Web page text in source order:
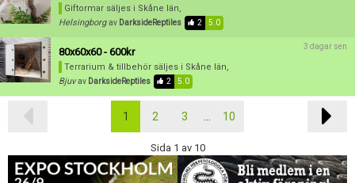
Giftormar säljes i Skåne län,
Helsingborg av DarksideReptiles 2 5.0
80x60x60 - 600kr
Terrarium & tillbehör säljes i Skåne län,
Bjuv av DarksideReptiles 2 5.0
3 dagar sen
1 2 3 10
Sida 1 av 10